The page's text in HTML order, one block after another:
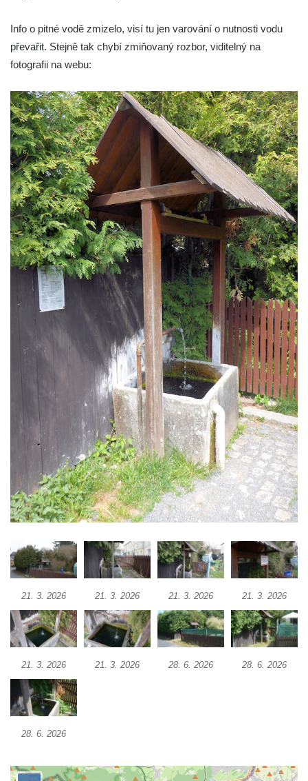
Pramen U svatého Antoníčka u koupaliště v
Teplicích nad Metují
Pramen Julinka na Masarykově náměstí v
Pramen Pod Velkou Kupou v
Broumovských stěnách
Mariánský pramen II v Dubé
Mariánský pramen (Máchadlo) na
křižovatce ulic Sadová a Nedamovská v
Dubé
Mariánská studánka v ulici Sadová v Dubé
Studna v parku v ulici Požárníků v Dubé
Pramen Sprévy v Ebersbachu
Pramen Zelený Čtvrtek v Kyjovské ulici v
Krásné Lípě
Pramen Luna v sídlišti U Spravedlnosti v
Lounech
Pramen Luna II v nemocničním areálu v
Studna v parku v ulici Erbenova ve Veltěži
Studna na východním okraji Michalovic
Pramen pod Studničním vrchem v
Czedikově ulici v Litvínově
Studánka Polerady
Studánka U Zabitého pod Božanovským
Pramen Lužničky
Prameniště za kaplí Panny Marie u
bývalého zámku Ledebour
Pramen hraběnky Marie na Francouzské
cestě pod Smrkem
Nepomuckého ve Vehlovicích
Pavlova studánka u silnice v Dolním Prysku
Studánka před domem čp. 69 v Dolním
Prysku – Pryský pramen
Prysku
Info o pitné vodě zmizelo, visí tu jen varování o nutnosti vodu
převařit. Stejně tak chybí zmiňovaný rozbor, viditelný na
fotografii na webu:
21. 3. 2026 21. 3. 2026 21. 3. 2026 21. 3. 2026
21. 3. 2026 21. 3. 2026 28. 6. 2026 28. 6. 2026
28. 6. 2026